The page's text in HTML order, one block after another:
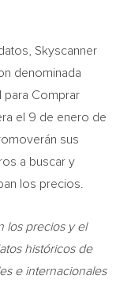
Skyscanner
denominada
para Comprar
el 9 de enero de
sus
a buscar y
los precios.
los precios y el
históricos de
e internacionales